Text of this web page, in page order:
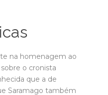
o cronista
Saramago também
e peças de teatro,
de Chauvin
A Bagagem do
, que reúne crônicas